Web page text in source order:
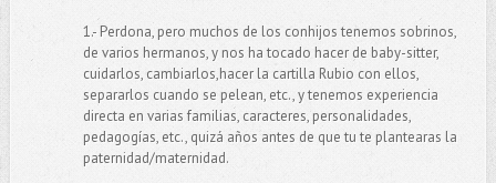
1.- Perdona, pero muchos de los conhijos tenemos sobrinos,
de varios hermanos, y nos ha tocado hacer de baby-sitter,
cuidarlos, cambiarlos,hacer la cartilla Rubio con ellos,
separarlos cuando se pelean, etc., y tenemos experiencia
directa en varias familias, caracteres, personalidades,
pedagogías, etc., quizá años antes de que tu te plantearas la
paternidad/maternidad.